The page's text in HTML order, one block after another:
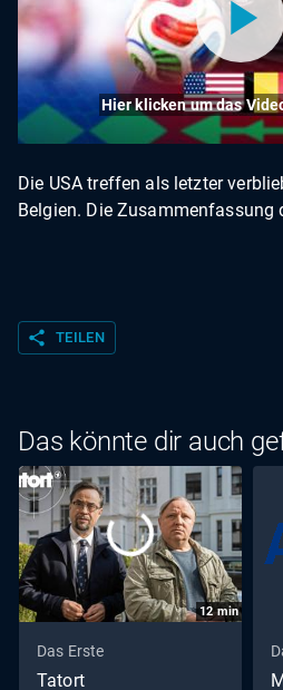
Hier klicken um das
Die USA treffen als letzter
Belgien. Die Zusammenfassung
share TEILEN
Das könnte dir auch
12min
Das Erste
Tatort